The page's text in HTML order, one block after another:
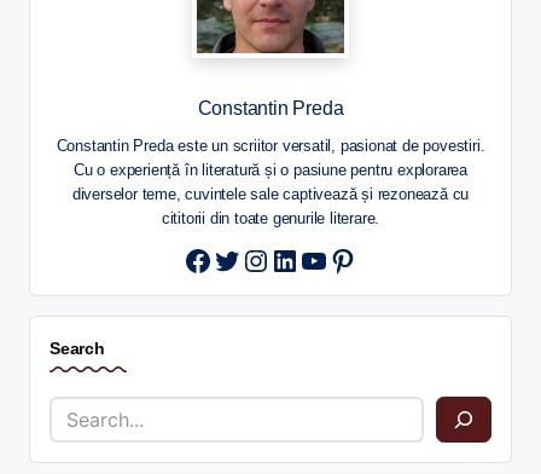
Constantin Preda
Constantin Preda este un scriitor versatil, pasionat de povestiri.
Cu o experiență în literatură și o pasiune pentru explorarea
diverselor teme, cuvintele sale captivează și rezonează cu
cititorii din toate genurile literare.
Twitter
Instagram
LinkedIn
YouTube
Pinterest
Search